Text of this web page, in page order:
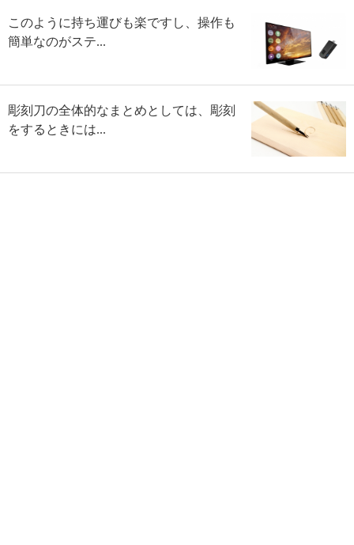
このように持ち運びも楽ですし、操作も
簡単なのがステ...
彫刻刀の全体的なまとめとしては、彫刻
をするときには...